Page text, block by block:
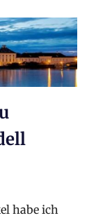
habe ich